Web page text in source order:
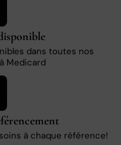
dans toutes nos
Medicard
à chaque référence!